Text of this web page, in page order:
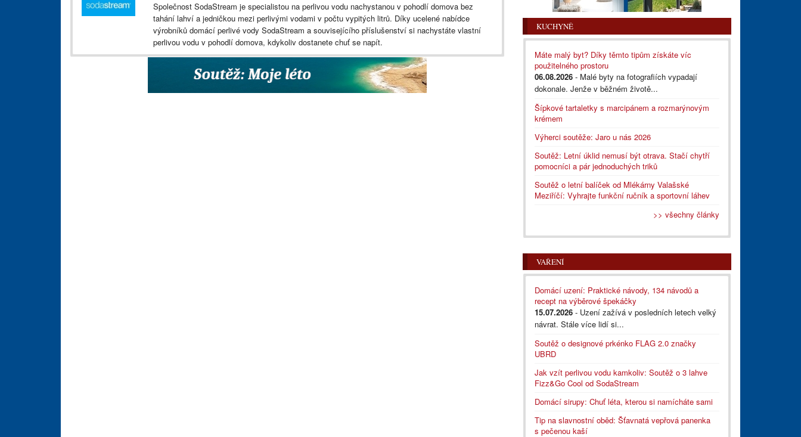
Společnost SodaStream je specialistou na perlivou vodu nachystanou v pohodlí domova bez
tahání lahví a jedničkou mezi perlivými vodami v počtu vypitých litrů. Díky ucelené nabídce
výrobníků domácí perlivé vody SodaStream a souvisejícího příslušenství si nachystáte vlastní
perlivou vodu v pohodlí domova, kdykoliv dostanete chuť se napít.
KUCHYNĚ
Máte malý byt? Díky těmto tipům získáte víc
použitelného prostoru
06.08.2026 - Malé byty na fotografiích vypadají
dokonale. Jenže v běžném životě...
Šípkové tartaletky s marcipánem a rozmarýnovým
krémem
Výherci soutěže: Jaro u nás 2026
Soutěž: Letní úklid nemusí být otrava. Stačí chytří
pomocníci a pár jednoduchých triků
Soutěž o letní balíček od Mlékárny Valašské
Meziříčí: Vyhrajte funkční ručník a sportovní láhev
>> všechny články
VAŘENÍ
Domácí uzení: Praktické návody, 134 návodů a
recept na výběrové špekáčky
15.07.2026 - Uzení zažívá v posledních letech velký
návrat. Stále více lidí si...
Soutěž o designové prkénko FLAG 2.0 značky
UBRD
Jak vzít perlivou vodu kamkoliv: Soutěž o 3 lahve
Fizz&Go Cool od SodaStream
Domácí sirupy: Chuť léta, kterou si namícháte sami
Tip na slavnostní oběd: Šťavnatá vepřová panenka
s pečenou kaší